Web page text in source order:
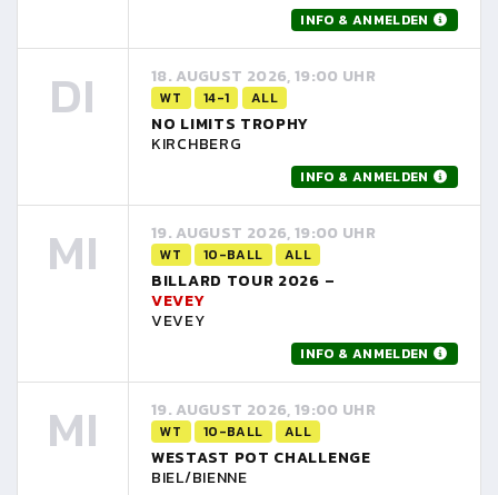
INFO & ANMELDEN
DI 18. AUGUST 2026, 19:00 UHR
WT 14-1 ALL
NO LIMITS TROPHY
KIRCHBERG
INFO & ANMELDEN
MI 19. AUGUST 2026, 19:00 UHR
WT 10-BALL ALL
BILLARD TOUR 2026 –
VEVEY
VEVEY
INFO & ANMELDEN
MI 19. AUGUST 2026, 19:00 UHR
WT 10-BALL ALL
WESTAST POT CHALLENGE
BIEL/BIENNE